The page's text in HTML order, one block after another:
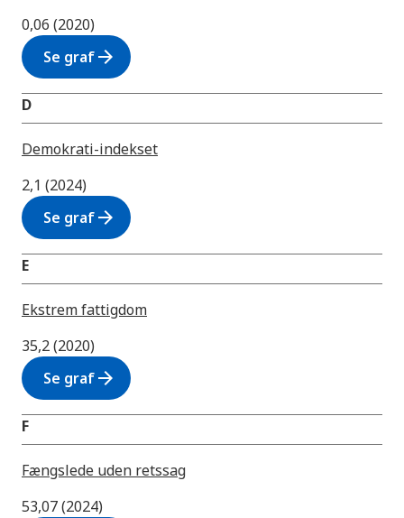
0,06 (2020)
Se grafarrow_forward
D
Demokrati-indekset
2,1 (2024)
Se grafarrow_forward
E
Ekstrem fattigdom
35,2 (2020)
Se grafarrow_forward
F
Fængslede uden retssag
53,07 (2024)